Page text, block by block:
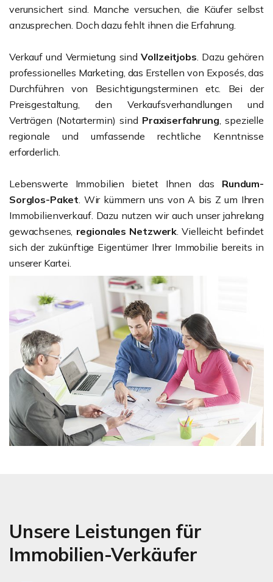
verunsichert sind. Manche versuchen, die Käufer selbst
anzusprechen. Doch dazu fehlt ihnen die Erfahrung.
Verkauf und Vermietung sindVollzeitjobs. Dazu gehören
professionelles Marketing, das Erstellen von Exposés, das
Durchführen von Besichtigungsterminen etc. Bei der
Preisgestaltung, den Verkaufsverhandlungen und
Verträgen (Notartermin) sind Praxiserfahrung, spezielle
regionale und umfassende rechtliche Kenntnisse
erforderlich.
Lebenswerte Immobilien bietet Ihnen das Rundum-
Sorglos-Paket. Wir kümmern uns von A bis Z um Ihren
Immobilienverkauf. Dazu nutzen wir auch unser jahrelang
gewachsenes, regionales Netzwerk. Vielleicht befindet
sich der zukünftige Eigentümer Ihrer Immobilie bereits in
unserer Kartei.
Unsere Leistungen für
Immobilien-Verkäufer